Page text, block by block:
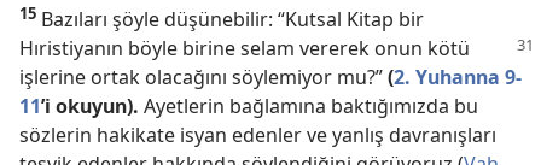
15 Bazıları şöyle düşünebilir: “Kutsal Kitap bir
Hıristiyanın böyle birine selam vererek onun kötü
işlerine ortak olacağını söylemiyor mu?”(2. Yuhanna 9-
11’i okuyun). Ayetlerin bağlamına baktığımızda bu
sözlerin hakikate isyan edenler ve yanlış davranışları